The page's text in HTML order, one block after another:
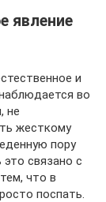
явление
и
во
не
жесткому
пору
связано с
что в
поспать.